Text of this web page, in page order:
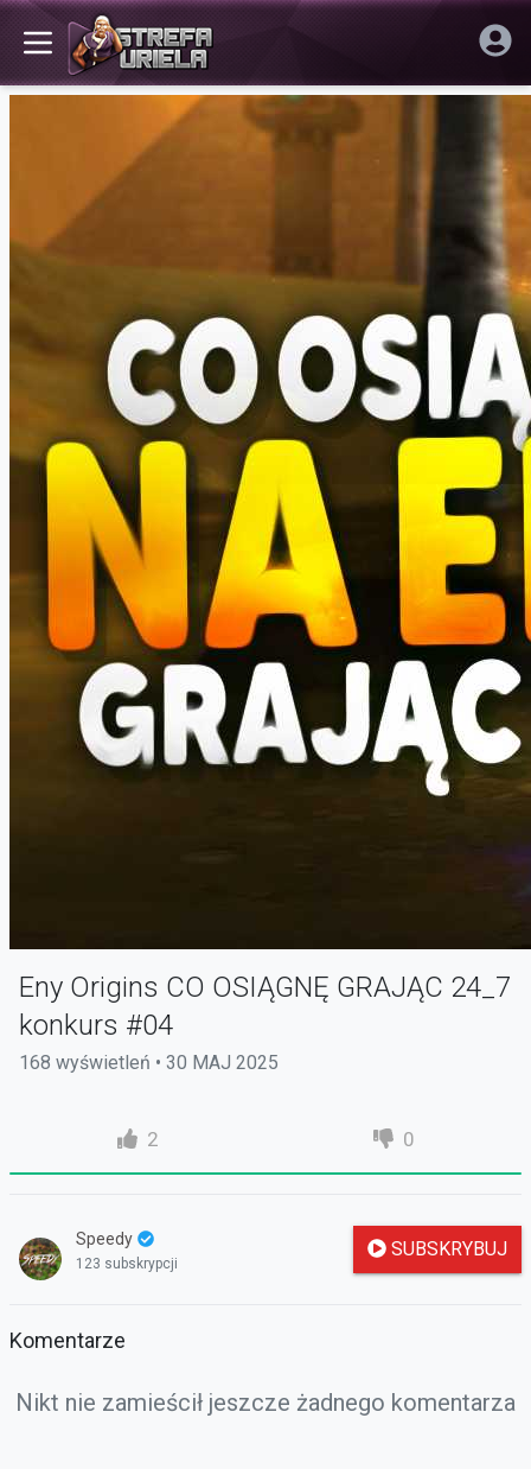
Eny Origins CO OSIĄGNĘ GRAJĄC 24_7
konkurs #04
168 wyświetleń • 30 MAJ 2025
2 0
Speedy
123 subskrypcji
SUBSKRYBUJ
Komentarze
Nikt nie zamieścił jeszcze żadnego komentarza